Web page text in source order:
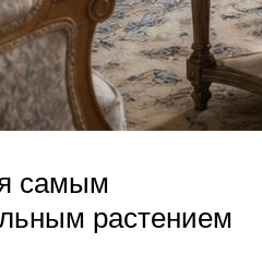
самым
растением